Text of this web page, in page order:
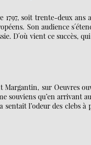
soit trente-deux
Son audience
D´où vient ce succès,
sur Oeuvres
souviens qu’en arrivant
l’odeur des clebs à